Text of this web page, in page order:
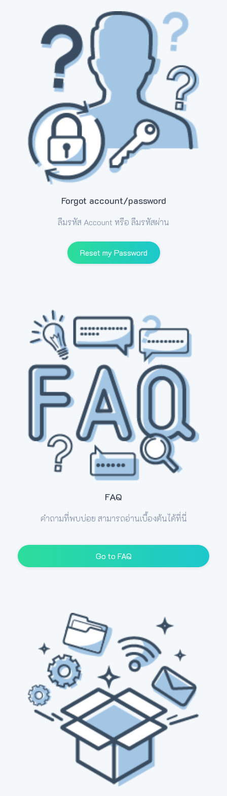
Forgot account/password
ลืมรหัส Account หรือ ลืมรหัสผ่าน
Reset my Password
FAQ
คำถามที่พบบ่อย สามารถอ่านเบื้องต้นได้ที่นี่
Go to FAQ